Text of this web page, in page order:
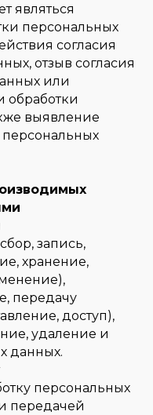
являться
персональных
согласия
отзыв согласия
или
обработки
выявление
запись,
хранение,
передачу
доступ),
удаление и
данных.
персональных
передачей